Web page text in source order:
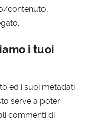
contenuto,
i tuoi
ed i suoi metadati
serve a poter
commenti di